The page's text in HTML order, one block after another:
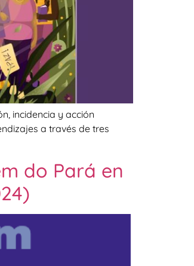
incidencia y acción
a través de tres
do Pará en